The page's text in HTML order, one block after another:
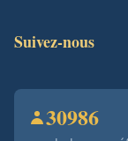
Suivez-nous
30986